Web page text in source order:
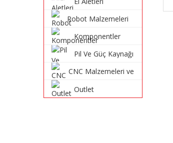
Sistemleri
Robot Malzemeleri
Komponentler
Pil Ve Güç Kaynağı
CNC Malzemeleri ve
Outlet